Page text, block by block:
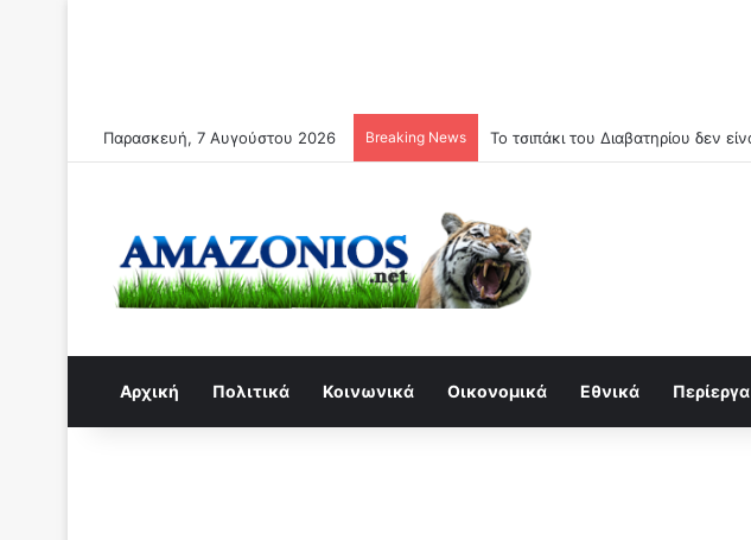
Παρασκευή, 7 Αυγούστου 2026 Breaking News
Αρχική Πολιτικά Κοινωνικά Οικονομικά Εθνικά Περίεργα